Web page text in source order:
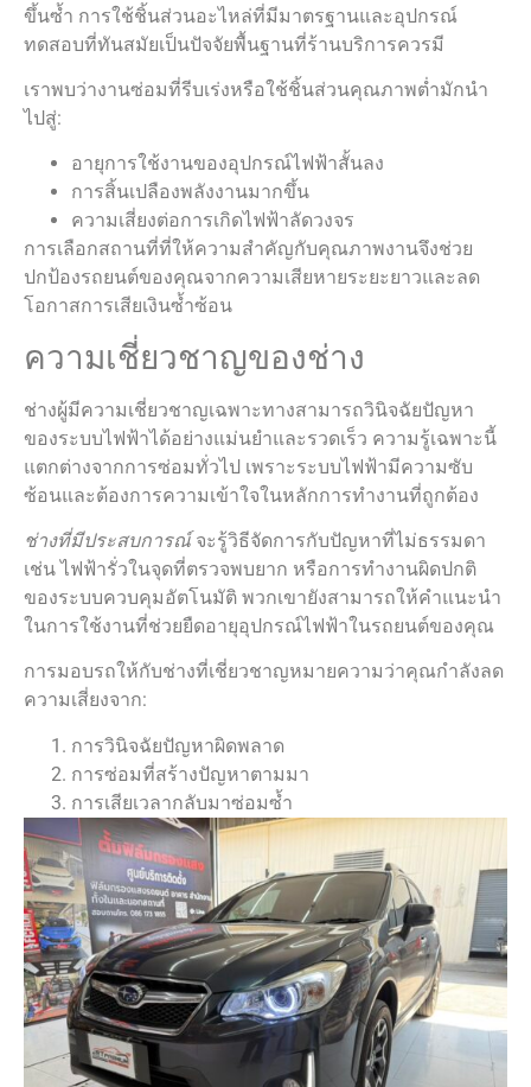
ขึ้นซ้ำ การใช้ชิ้นส่วนอะไหล่ที่มีมาตรฐานและอุปกรณ์
ทดสอบที่ทันสมัยเป็นปัจจัยพื้นฐานที่ร้านบริการควรมี
เราพบว่างานซ่อมที่รีบเร่งหรือใช้ชิ้นส่วนคุณภาพต่ำมักนำ
ไปสู่:
อายุการใช้งานของอุปกรณ์ไฟฟ้าสั้นลง
การสิ้นเปลืองพลังงานมากขึ้น
ความเสี่ยงต่อการเกิดไฟฟ้าลัดวงจร
การเลือกสถานที่ที่ให้ความสำคัญกับคุณภาพงานจึงช่วย
ปกป้องรถยนต์ของคุณจากความเสียหายระยะยาวและลด
โอกาสการเสียเงินซ้ำซ้อน
ความเชี่ยวชาญของช่าง
ช่างผู้มีความเชี่ยวชาญเฉพาะทางสามารถวินิจฉัยปัญหา
ของระบบไฟฟ้าได้อย่างแม่นยำและรวดเร็ว ความรู้เฉพาะนี้
แตกต่างจากการซ่อมทั่วไป เพราะระบบไฟฟ้ามีความซับ
ซ้อนและต้องการความเข้าใจในหลักการทำงานที่ถูกต้อง
ช่างที่มีประสบการณ์จะรู้วิธีจัดการกับปัญหาที่ไม่ธรรมดา
เช่น ไฟฟ้ารั่วในจุดที่ตรวจพบยาก หรือการทำงานผิดปกติ
ของระบบควบคุมอัตโนมัติ พวกเขายังสามารถให้คำแนะนำ
ในการใช้งานที่ช่วยยืดอายุอุปกรณ์ไฟฟ้าในรถยนต์ของคุณ
การมอบรถให้กับช่างที่เชี่ยวชาญหมายความว่าคุณกำลังลด
ความเสี่ยงจาก:
การวินิจฉัยปัญหาผิดพลาด
การซ่อมที่สร้างปัญหาตามมา
การเสียเวลากลับมาซ่อมซ้ำ